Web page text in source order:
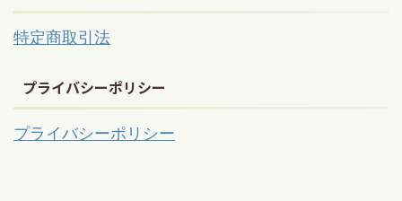
特定商取引法
プライバシーポリシー
プライバシーポリシー